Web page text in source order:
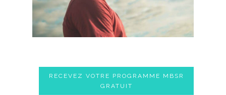
RECEVEZ VOTRE PROGRAMME MBSR
GRATUIT